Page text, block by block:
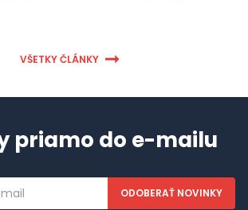
VŠETKY ČLÁNKY
priamo do e-mailu